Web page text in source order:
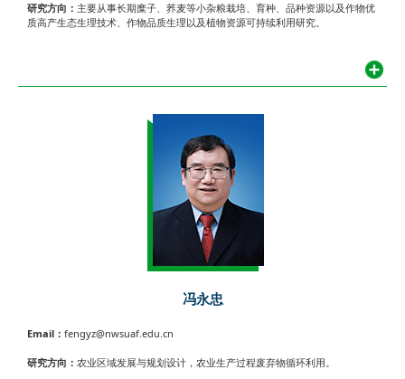
研究方向： 主要从事长期糜子、荞麦等小杂粮栽培、育种、品种资源以及作物优
质高产生态生理技术、作物品质生理以及植物资源可持续利用研究。
冯永忠
Email： fengyz@nwsuaf.edu.cn
研究方向： 农业区域发展与规划设计，农业生产过程废弃物循环利用。